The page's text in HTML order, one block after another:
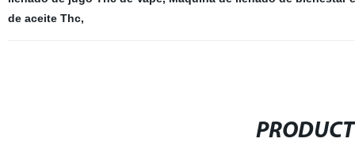
de aceite Thc,